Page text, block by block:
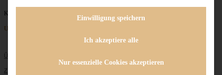
Keine Beiträge gefunden
Unternehmen
ÜBER MICH
ZUSAMMENARBEIT
Einwilligung speichern
Ich akzeptiere alle
Nur essenzielle Cookies akzeptieren